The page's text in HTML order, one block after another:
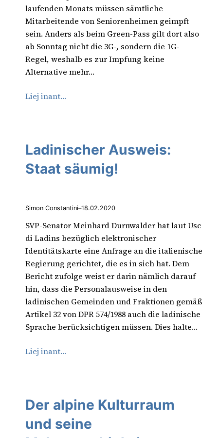
laufenden Monats müssen sämtliche
Mitarbeitende von Seniorenheimen geimpft
sein. Anders als beim Green-Pass gilt dort also
ab Sonntag nicht die 3G-, sondern die 1G-
Regel, weshalb es zur Impfung keine
Alternative mehr…
Liej inant…
Ladinischer Ausweis:
Staat säumig!
Simon Constantini–18.02.2020
SVP-Senator Meinhard Durnwalder hat laut Usc
di Ladins bezüglich elektronischer
Identitätskarte eine Anfrage an die italienische
Regierung gerichtet, die es in sich hat. Dem
Bericht zufolge weist er darin nämlich darauf
hin, dass die Personalausweise in den
ladinischen Gemeinden und Fraktionen gemäß
Artikel 32 von DPR 574/1988 auch die ladinische
Sprache berücksichtigen müssen. Dies halte…
Liej inant…
Der alpine Kulturraum
und seine